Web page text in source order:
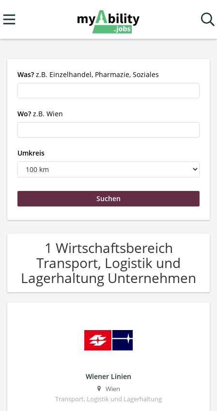
Was? z.B. Einzelhandel, Pharmazie, Soziales
Wo? z.B. Wien
Umkreis
1 Wirtschaftsbereich
Transport, Logistik und
Lagerhaltung Unternehmen
Wiener Linien
Wien
Transport, Logistik und Lagerhaltung